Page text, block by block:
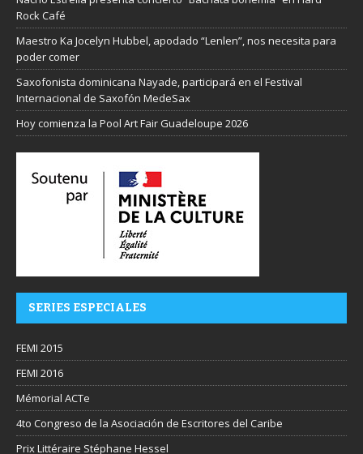
Rock Café
Maestro Ka Jocelyn Hubbel, apodado “Lenlen”, nos necesita para
poder comer
Saxofonista dominicana Nayade, participará en el Festival
Internacional de Saxofón MedeSax
Hoy comienza la Pool Art Fair Guadeloupe 2026
SERIES ESPECIALES
FEMI 2015
FEMI 2016
Mémorial ACTe
4to Congreso de la Asociación de Escritores del Caribe
Prix Littéraire Stéphane Hessel